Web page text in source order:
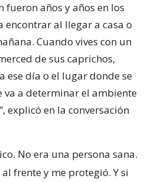
años y años en los
encontrar al llegar a casa o
Cuando vives con un
de sus caprichos,
ese día o el lugar donde se
va a determinar el ambiente
explicó en la conversación
No era una persona sana.
frente y me protegió. Y si